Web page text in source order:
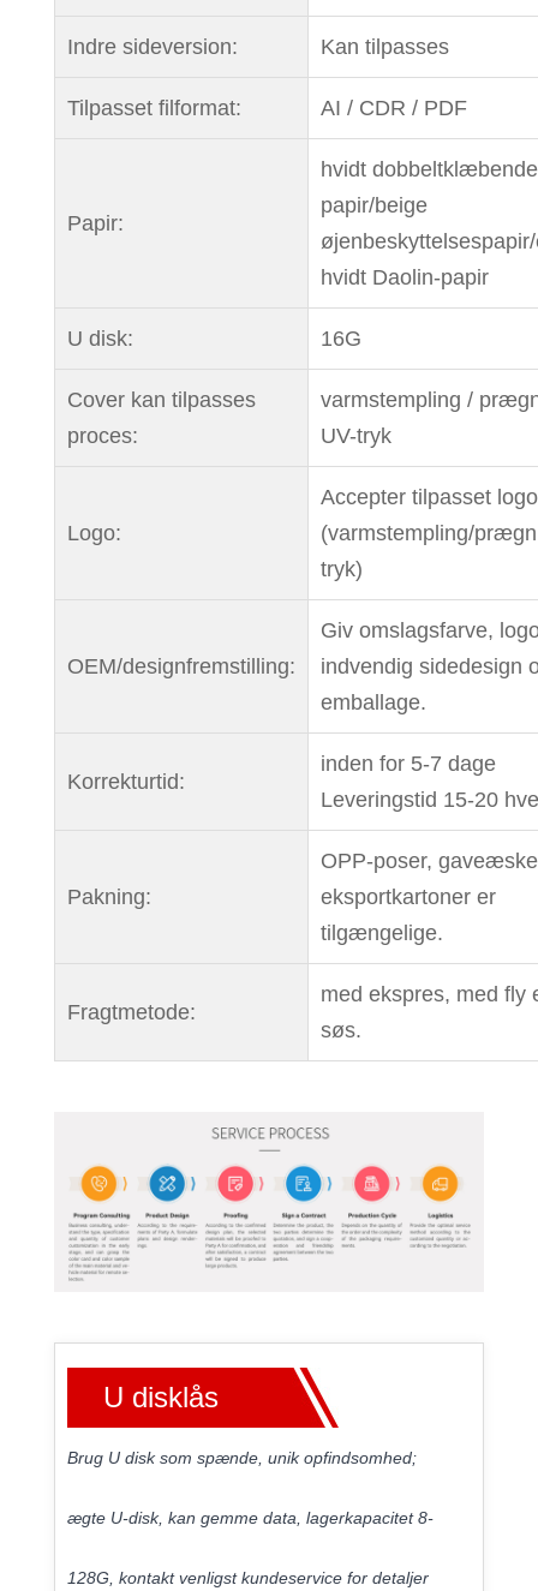
Indre sideversion: Kan tilpasses
Tilpasset filformat: AI / CDR / PDF
Papir:
hvidt dobbeltklæbende
papir/beige
hvidt Daolin-papir
U disk: 16G
Cover kan tilpasses
proces:
varmstempling /
UV-tryk
Logo:
Accepter tilpasset logo
(varmstempling/
tryk)
OEM/designfremstilling:
Giv omslagsfarve,
indvendig sidedesign
emballage.
Korrekturtid:
inden for 5-7 dage
Leveringstid 15-20
Pakning:
OPP-poser,
eksportkartoner er
tilgængelige.
Fragtmetode:
med ekspres, med fly
søs.
U disklås
Brug U disk som spænde, unik opfindsomhed;
ægte U-disk, kan gemme data, lagerkapacitet 8-
128G, kontakt venligst kundeservice for detaljer